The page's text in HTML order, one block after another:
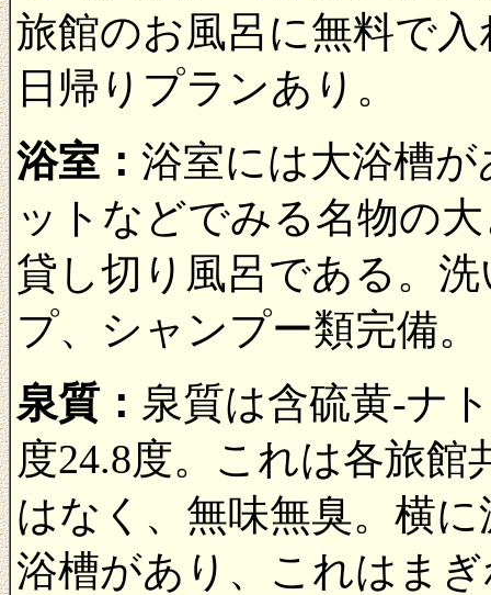
旅館のお風呂に無料で
日帰りプランあり。
浴室： 浴室には大浴槽
ットなどでみる名物の
貸し切り風呂である。
プ、シャンプー類完備。
泉質： 泉質は含硫黄-ナ
度24.8度。これは各旅
はなく、無味無臭。横
浴槽があり、これはま